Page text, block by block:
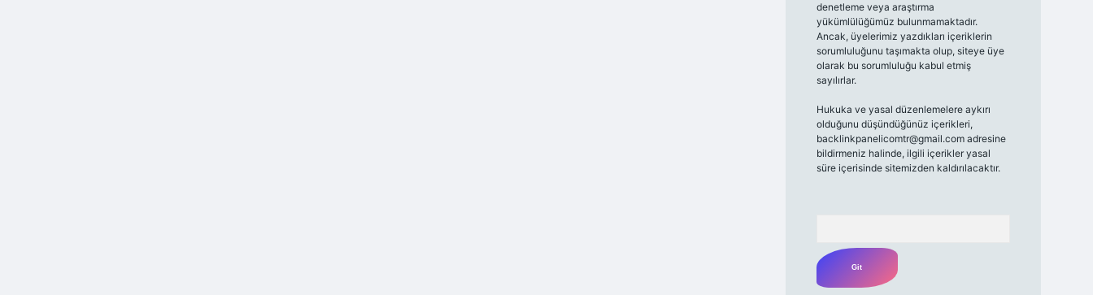
denetleme veya araştırma
yükümlülüğümüz bulunmamaktadır.
Ancak, üyelerimiz yazdıkları içeriklerin
sorumluluğunu taşımakta olup, siteye üye
olarak bu sorumluluğu kabul etmiş
sayılırlar.
Hukuka ve yasal düzenlemelere aykırı
olduğunu düşündüğünüz içerikleri,
backlinkpanelicomtr@gmail.comadresine
bildirmeniz halinde, ilgili içerikler yasal
süre içerisinde sitemizden kaldırılacaktır.